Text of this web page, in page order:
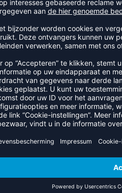
MEER UIT DE